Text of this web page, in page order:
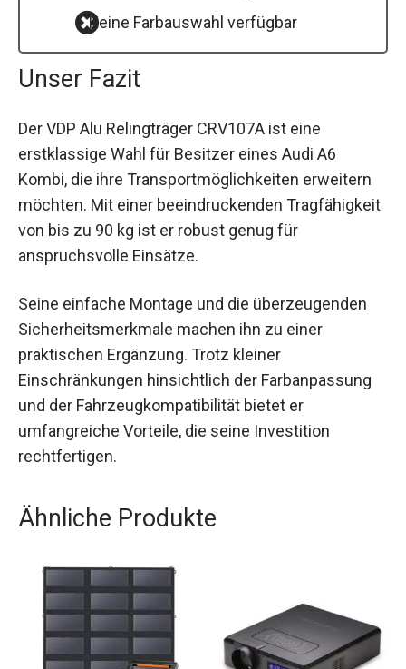
Keine Farbauswahl verfügbar
Unser Fazit
Der VDP Alu Relingträger CRV107A ist eine
erstklassige Wahl für Besitzer eines Audi A6
Kombi, die ihre Transportmöglichkeiten erweitern
möchten. Mit einer beeindruckenden Tragfähigkeit
von bis zu 90 kg ist er robust genug für
anspruchsvolle Einsätze.
Seine einfache Montage und die überzeugenden
Sicherheitsmerkmale machen ihn zu einer
praktischen Ergänzung. Trotz kleiner
Einschränkungen hinsichtlich der Farbanpassung
und der Fahrzeugkompatibilität bietet er
umfangreiche Vorteile, die seine Investition
rechtfertigen.
Ähnliche Produkte